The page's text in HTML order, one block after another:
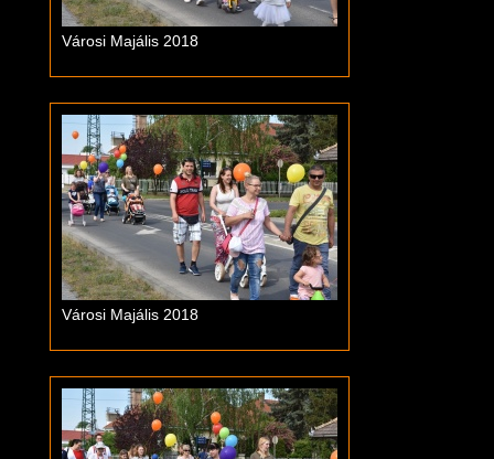
Városi Majális 2018
Városi Majális 2018